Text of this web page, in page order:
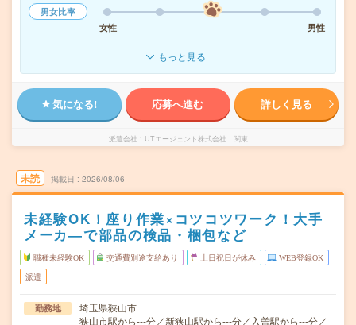
男女比率
女性
男性
もっと見る
気になる! 応募へ進む 詳しく見る
派遣会社 UTエージェント株式会社 関東
未読 掲載日 2026/08/06
未経験OK！座り作業×コツコツワーク！大手
メーカ―で部品の検品・梱包など
職種未経験OK 交通費別途支給あり 土日祝日が休み WEB登録OK
派遣
勤務地
埼玉県狭山市
狭山市駅から---分／新狭山駅から---分／入曽駅から---分／